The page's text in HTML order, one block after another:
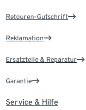
Retouren-Gutschrift
Reklamation
Ersatzteile & Reparatur
Garantie
Service & Hilfe